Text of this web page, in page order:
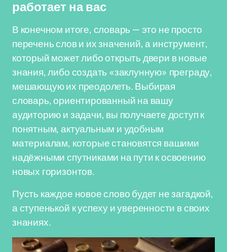
работает на вас
В конечном итоге, словарь — это не просто
перечень слов и их значений, а инструмент,
который может либо открыть двери в новые
знания, либо создать «заклунную» преграду,
мешающую их преодолеть. Выбирая
словарь, ориентированный на вашу
аудиторию и задачи, вы получаете доступ к
понятным, актуальным и удобным
материалам, которые становятся вашими
надёжными спутниками на пути к освоению
новых горизонтов.
Пусть каждое новое слово будет не загадкой,
а ступенькой к успеху и уверенности в своих
знаниях.